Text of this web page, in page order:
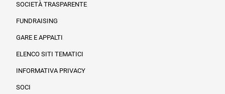
SOCIETÀ TRASPARENTE
FUNDRAISING
GARE E APPALTI
ELENCO SITI TEMATICI
INFORMATIVA PRIVACY
SOCI